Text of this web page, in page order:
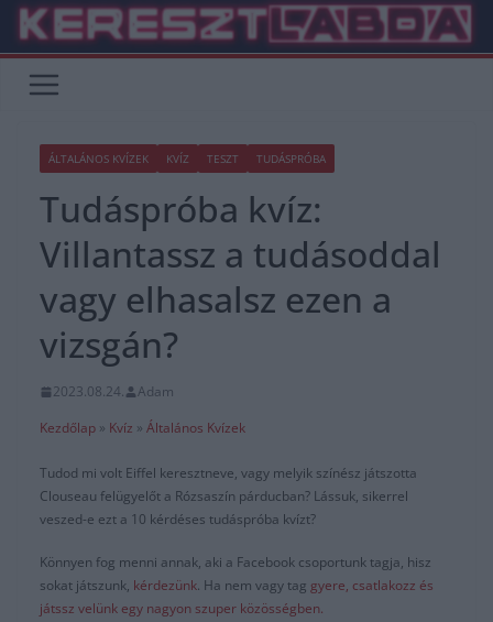
Skip
content
ÁLTALÁNOS KVÍZEK KVÍZ TESZT TUDÁSPRÓBA
Tudáspróba kvíz:
Villantassz a tudásoddal
vagy elhasalsz ezen a
vizsgán?
2023.08.24.
Adam
Kezdőlap » Kvíz » Általános Kvízek
Tudod mi volt Eiffel keresztneve, vagy melyik színész játszotta
Clouseau felügyelőt a Rózsaszín párducban? Lássuk, sikerrel
veszed-e ezt a 10 kérdéses tudáspróba kvízt?
Könnyen fog menni annak, aki a Facebook csoportunk tagja, hisz
sokat játszunk, kérdezünk. Ha nem vagy tag gyere, csatlakozz és
játssz velünk egy nagyon szuper közösségben.